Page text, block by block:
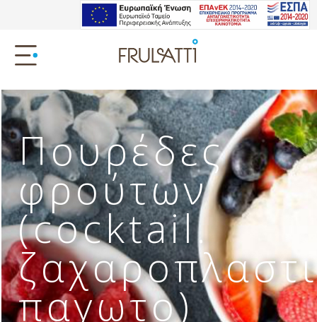
Πουρέδες
φρούτων
(cocktail.
παγωτο)